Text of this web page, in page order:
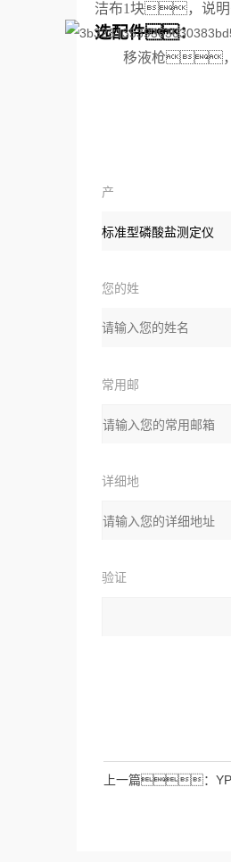
洁布1块，说明
选配件：
移液枪
产
品：
您的姓
名：
常用邮
箱：
详细地
址：
验证
如：三加四=7
上一篇：